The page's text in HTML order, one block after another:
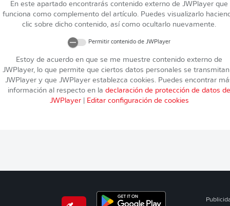
En este apartado encontrarás contenido externo de JWPlayer que
funciona como complemento del artículo. Puedes visualizarlo
clic sobre dicho contenido, así como ocultarlo nuevamente.
Permitir contenido de JWPlayer
Estoy de acuerdo en que se me muestre contenido externo de
JWPlayer, lo que permite que ciertos datos personales se
JWPlayer y que JWPlayer establezca cookies. Puedes encontrar
información al respecto en la declaración de protección de datos de
JWPlayer| Editar configuración de cookies